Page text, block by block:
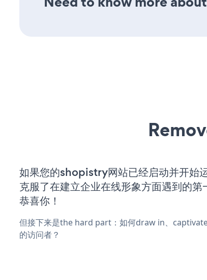
如果您的shopistry网站已经启动并开始
克服了在建立企业在线形象方面遇到的第
恭喜你！
但接下来是the hard part：如何draw in、
的访问者？